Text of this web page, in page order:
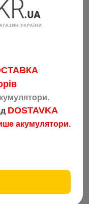
15.20
15.70 грн
DOSTAVKA
акумулятори.